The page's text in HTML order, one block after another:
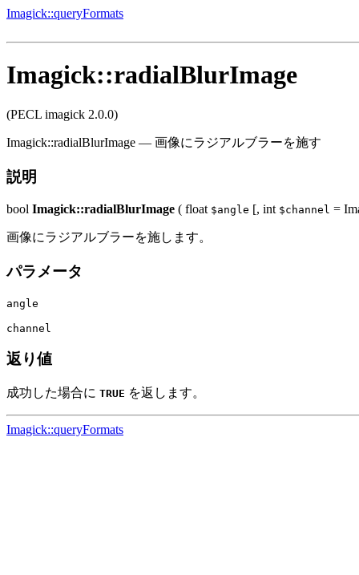
Imagick::queryFormats
Imagick::radialBlurImage
(PECL imagick 2.0.0)
Imagick::radialBlurImage — 画像にラジアルブラーを施す
説明
bool Imagick::radialBlurImage ( float $angle [, int $channel =
画像にラジアルブラーを施します。
パラメータ
angle
channel
返り値
成功した場合に TRUE を返します。
Imagick::queryFormats